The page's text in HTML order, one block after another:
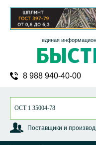
единая
8 988 940-40-00
Поставщики и